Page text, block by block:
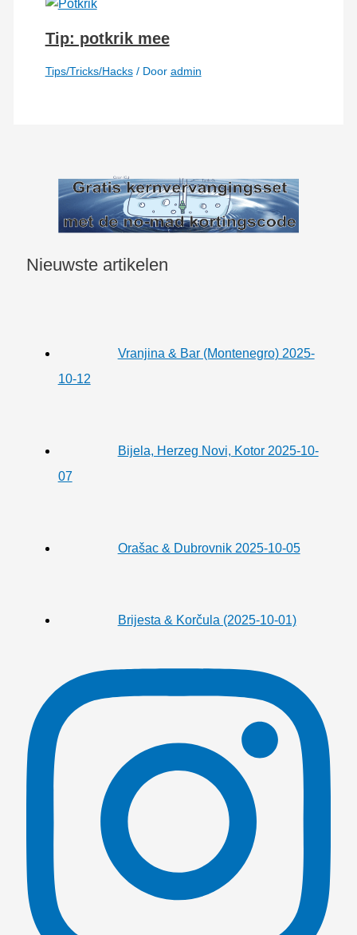
Tip: potkrik mee
Tips/Tricks/Hacks/ Door admin
Nieuwste artikelen
Vranjina & Bar (Montenegro) 2025-
10-12
Bijela, Herzeg Novi, Kotor 2025-10-
07
Orašac & Dubrovnik 2025-10-05
Brijesta & Korčula (2025-10-01)